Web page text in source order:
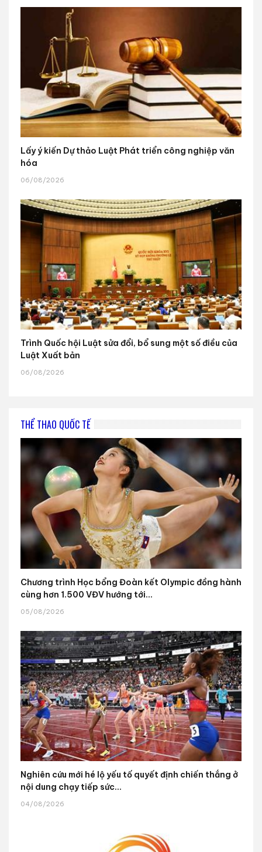
Lấy ý kiến Dự thảo Luật Phát triển công nghiệp văn
hóa
06/08/2026
Trình Quốc hội Luật sửa đổi, bổ sung một số điều của
Luật Xuất bản
06/08/2026
THỂ THAO QUỐC TẾ
Chương trình Học bổng Đoàn kết Olympic đồng hành
cùng hơn 1.500 VĐV hướng tới...
05/08/2026
Nghiên cứu mới hé lộ yếu tố quyết định chiến thắng ở
nội dung chạy tiếp sức...
04/08/2026